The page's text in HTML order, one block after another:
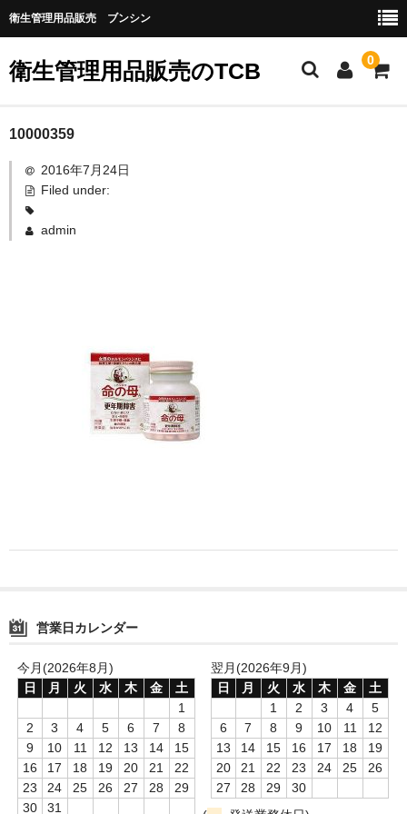
衛生管理用品販売 ブンシン
衛生管理用品販売のTCB 0
お勧め商品
医薬品
作業場所の衛生管理
作業時につかうもの
消毒薬・用品
スタジオ用品
お問い合わせ
特商法にもとづく表記
カート
10000359
2016年7月24日
Filed under:
admin
営業日カレンダー
今月(2026年8月)
日
月 火 水 木 金
土
1
2
3 4 5 6 7
8
9
10 11 12 13 14
15
16
17 18 19 20 21
22
23
24 25 26 27 28
29
30
31
翌月(2026年9月)
日
月 火 水 木 金
土
1
2 3 4
5
6
7 8 9 10 11
12
13
14 15 16 17 18
19
20
21 22 23 24 25
26
27
28 29
30